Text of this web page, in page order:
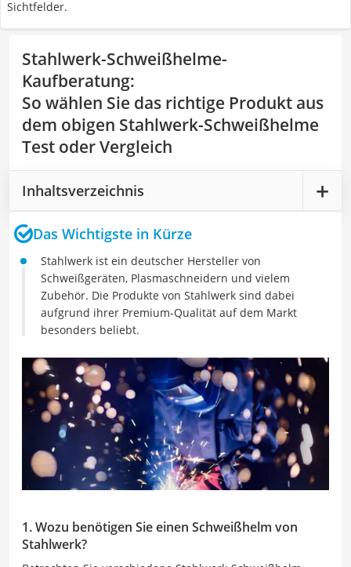
Sichtfelder.
Stahlwerk-Schweißhelme-
Kaufberatung:
So wählen Sie das richtige Produkt aus
dem obigen Stahlwerk-Schweißhelme
Test oder Vergleich
Inhaltsverzeichnis
Das Wichtigste in Kürze
Stahlwerk ist ein deutscher Hersteller von
Schweißgeräten, Plasmaschneidern und vielem
Zubehör. Die Produkte von Stahlwerk sind dabei
aufgrund ihrer Premium-Qualität auf dem Markt
besonders beliebt.
1. Wozu benötigen Sie einen Schweißhelm von
Stahlwerk?